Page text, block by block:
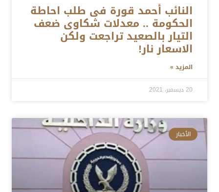
النائب أحمد قورة فى طلب احاطة
الحكومة .. معدلات شكاوى ضعف
التيار بالصعيد تراجعت ولكن
الاسعار نار!
المزيد »
20 ديسمبر، 2021
الأخبار